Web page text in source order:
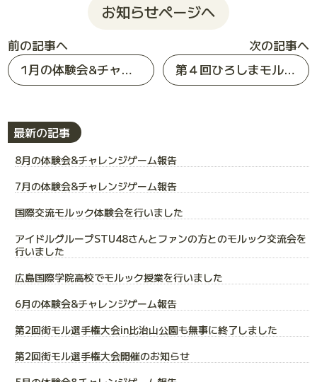
お知らせページへ
前の記事へ
1月の体験会&チャレンジゲーム報告
次の記事へ
第４回ひろしまモルックピクニックエントリー終了のお知らせ
最新の記事
8月の体験会&チャレンジゲーム報告
7月の体験会&チャレンジゲーム報告
国際交流モルック体験会を行いました
アイドルグループSTU48さんとファンの方とのモルック交流会を
行いました
広島国際学院高校でモルック授業を行いました
6月の体験会&チャレンジゲーム報告
第2回街モル選手権大会in比治山公園も無事に終了しました
第2回街モル選手権大会開催のお知らせ